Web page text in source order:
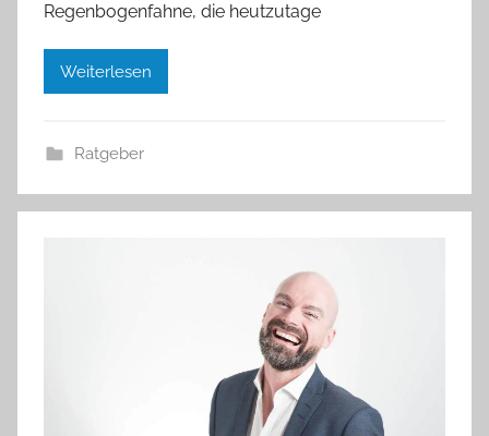
Regenbogenfahne, die heutzutage
Weiterlesen
Ratgeber